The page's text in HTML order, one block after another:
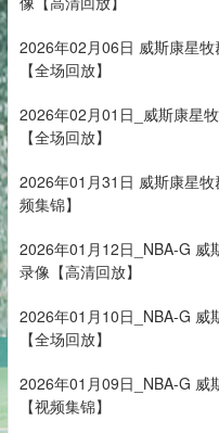
2026年02月06日 威斯康星
【全场回放】
2026年02月01日_威斯康星
【全场回放】
2026年01月31日 威斯康星
频集锦】
2026年01月12日_NBA-G 威
录像【高清回放】
2026年01月10日_NBA-G 威
【全场回放】
2026年01月09日_NBA-G 威
【视频集锦】